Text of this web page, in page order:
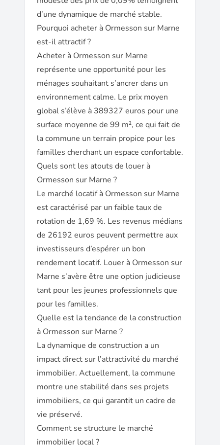
d’une dynamique de marché stable.
Pourquoi acheter à Ormesson sur Marne
est-il attractif ?
Acheter à Ormesson sur Marne
représente une opportunité pour les
ménages souhaitant s’ancrer dans un
environnement calme. Le prix moyen
global s’élève à 389327 euros pour une
surface moyenne de 99 m², ce qui fait de
la commune un terrain propice pour les
familles cherchant un espace confortable.
Quels sont les atouts de louer à
Ormesson sur Marne ?
Le marché locatif à Ormesson sur Marne
est caractérisé par un faible taux de
rotation de 1,69 %. Les revenus médians
de 26192 euros peuvent permettre aux
investisseurs d’espérer un bon
rendement locatif. Louer à Ormesson sur
Marne s’avère être une option judicieuse
tant pour les jeunes professionnels que
pour les familles.
Quelle est la tendance de la construction
à Ormesson sur Marne ?
La dynamique de construction a un
impact direct sur l’attractivité du marché
immobilier. Actuellement, la commune
montre une stabilité dans ses projets
immobiliers, ce qui garantit un cadre de
vie préservé.
Comment se structure le marché
immobilier local ?